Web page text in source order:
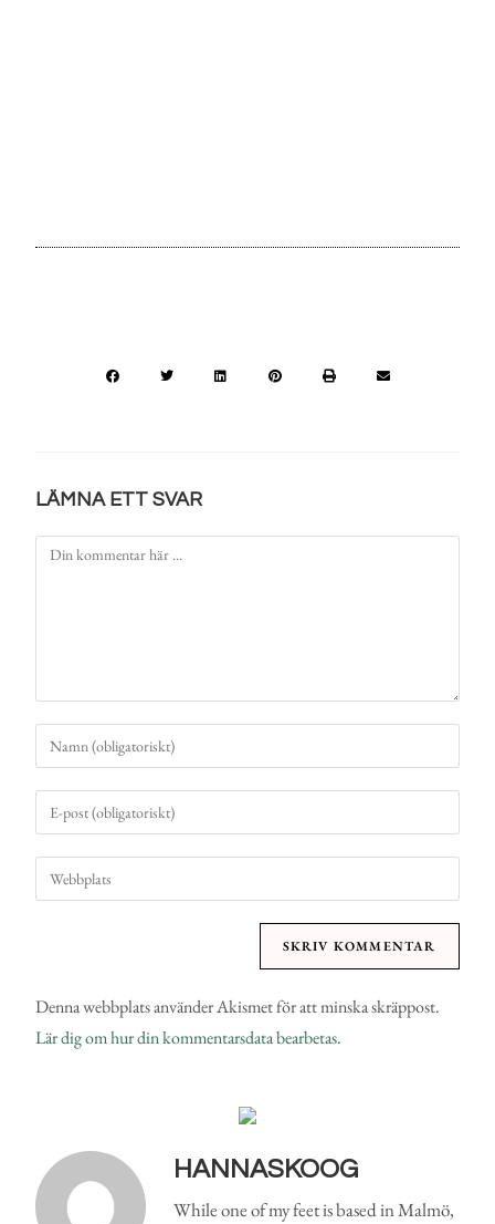
LÄMNA ETT SVAR
Denna webbplats använder Akismet för att minska skräppost.
Lär dig om hur din kommentarsdata bearbetas.
HANNASKOOG
While one of my feet is based in Malmö,